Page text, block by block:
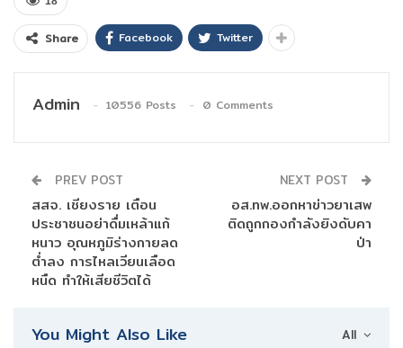
Share Facebook Twitter
Admin 10556 Posts 0 Comments
PREV POST
สสจ. เชียงราย เตือน
ประชาชนอย่าดื่มเหล้าแก้
หนาว อุณหภูมิร่างกายลด
ต่ำลง การไหลเวียนเลือด
หนืด ทำให้เสียชีวิตได้
NEXT POST
อส.ทพ.ออกหาข่าวยาเสพ
ติดถูกกองกำลังยิงดับคา
ป่า
All
You Might Also Like